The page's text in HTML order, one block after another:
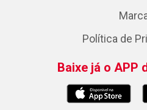
Política de
Baixe já o APP